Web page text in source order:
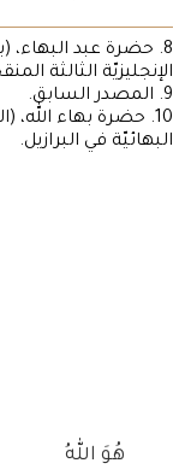
الإنجليزيّة الثالثة
9. المصدر السابق.
البهائيّة في البرازيل.
هُوَ اللهُ